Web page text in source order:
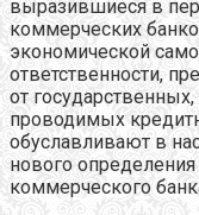
выразившиеся в
коммерческих
экономической
ответственности,
от
проводимых
обуславливают в
нового
коммерческого